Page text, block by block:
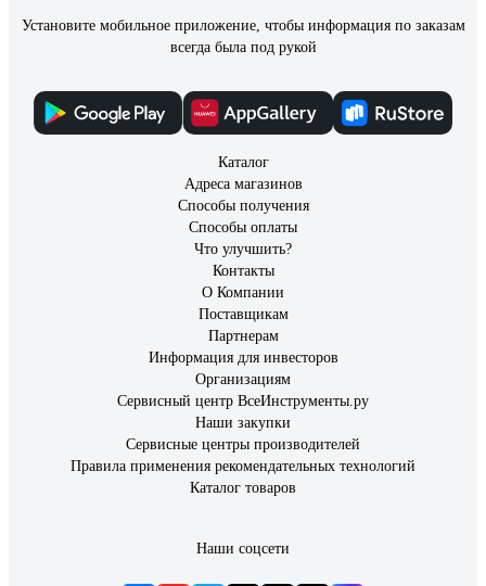
Установите мобильное приложение, чтобы информация по заказам
всегда была под рукой
Каталог
Адреса магазинов
Способы получения
Способы оплаты
Что улучшить?
Контакты
О Компании
Поставщикам
Партнерам
Информация для инвесторов
Организациям
Сервисный центр ВсеИнструменты.ру
Наши закупки
Сервисные центры производителей
Правила применения рекомендательных технологий
Каталог товаров
Наши соцсети